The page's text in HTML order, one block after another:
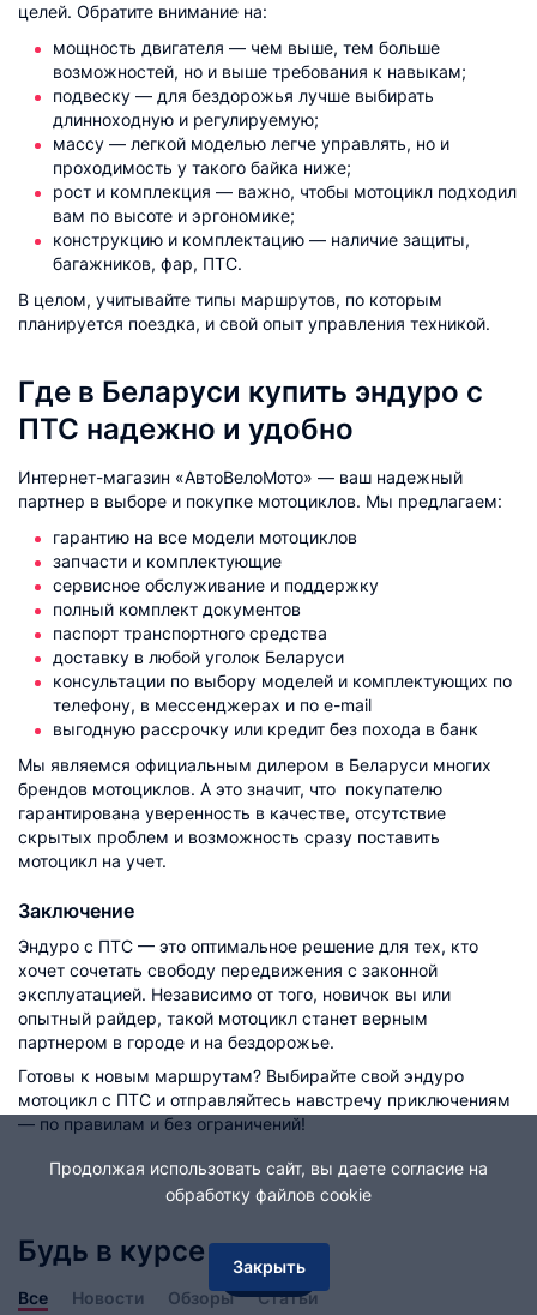
Фильтр
целей. Обратите внимание на:
мощность двигателя — чем выше, тем больше
возможностей, но и выше требования к навыкам;
подвеску — для бездорожья лучше выбирать
длинноходную и регулируемую;
массу — легкой моделью легче управлять, но и
проходимость у такого байка ниже;
рост и комплекция — важно, чтобы мотоцикл подходил
вам по высоте и эргономике;
конструкцию и комплектацию — наличие защиты,
багажников, фар, ПТС.
В целом, учитывайте типы маршрутов, по которым
планируется поездка, и свой опыт управления техникой.
Где в Беларуси купить эндуро с
ПТС надежно и удобно
Интернет-магазин «АвтоВелоМото» — ваш надежный
партнер в выборе и покупке мотоциклов. Мы предлагаем:
гарантию на все модели мотоциклов
запчасти и комплектующие
сервисное обслуживание и поддержку
полный комплект документов
паспорт транспортного средства
доставку в любой уголок Беларуси
консультации по выбору моделей и комплектующих по
телефону, в мессенджерах и по e-mail
выгодную рассрочку или кредит без похода в банк
Мы являемся официальным дилером в Беларуси многих
брендов мотоциклов. А это значит, что покупателю
гарантирована уверенность в качестве, отсутствие
скрытых проблем и возможность сразу поставить
мотоцикл на учет.
Заключение
Эндуро с ПТС — это оптимальное решение для тех, кто
хочет сочетать свободу передвижения с законной
эксплуатацией. Независимо от того, новичок вы или
опытный райдер, такой мотоцикл станет верным
партнером в городе и на бездорожье.
Готовы к новым маршрутам? Выбирайте свой эндуро
мотоцикл с ПТС и отправляйтесь навстречу приключениям
— по правилам и без ограничений!
Будь в курсе
Все Новости Обзоры Статьи
Продолжая использовать сайт, вы даете согласие на
обработку файлов cookie
Закрыть